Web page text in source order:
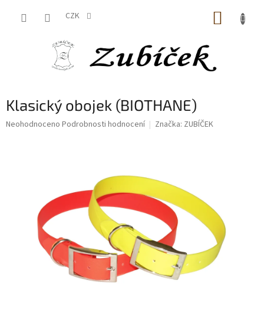
CZK
Klasický obojek (BIOTHANE)
Průměrné
Neohodnoceno Podrobnosti hodnocení Značka: ZUBÍČEK